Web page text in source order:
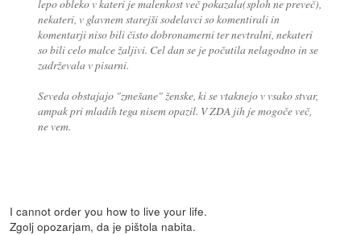
lepo obleko v kateri je malenkost več pokazala(sploh ne preveč),
nekateri, v glavnem starejši sodelavci so komentirali in
komentarji niso bili čisto dobronamerni ter nevtralni, nekateri
so bili celo malce žaljivi. Cel dan se je počutila nelagodno in se
zadrževala v pisarni.
Seveda obstajajo "zmešane" ženske, ki se vtaknejo v vsako stvar,
ampak pri mladih tega nisem opazil. V ZDA jih je mogoče več,
ne vem.
I cannot order you how to live your life.
Zgolj opozarjam, da je pištola nabita.